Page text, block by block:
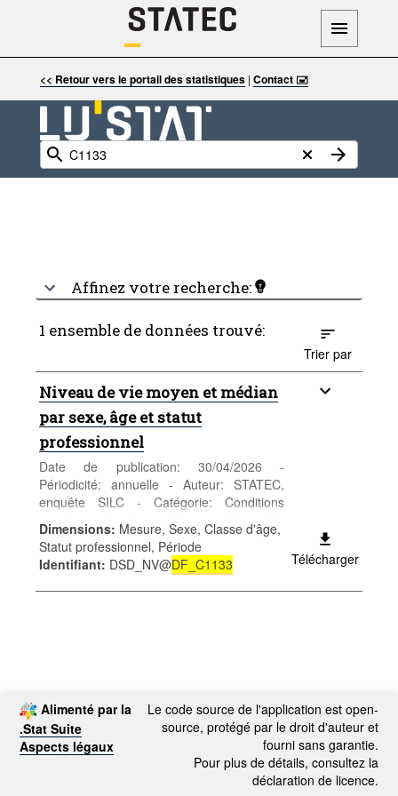
<< Retour vers le portail des statistiques| Contact 🖃
Affinez votre recherche:
1 ensemble de données trouvé:
Trier par
Niveau de vie moyen et médian
par sexe, âge et statut
professionnel
Date de publication: 30/04/2026 -
Périodicité: annuelle - Auteur: STATEC,
enquête SILC - Catégorie: Conditions
sociales - Conditions de vie - Mots-clés:
revenus et pauvreté
Dimensions: Mesure, Sexe, Classe d'âge,
Statut professionnel, Période
Identifiant: DSD_NV@DF_C1133 Télécharger
Alimenté par la
.Stat Suite
Aspects légaux
Le code source de l'application est open-
source, protégé par le droit d'auteur et
fourni sans garantie.
Pour plus de détails, consultez la
déclaration de licence.